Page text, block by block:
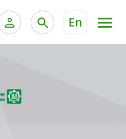
En
الخدمات المصرفية